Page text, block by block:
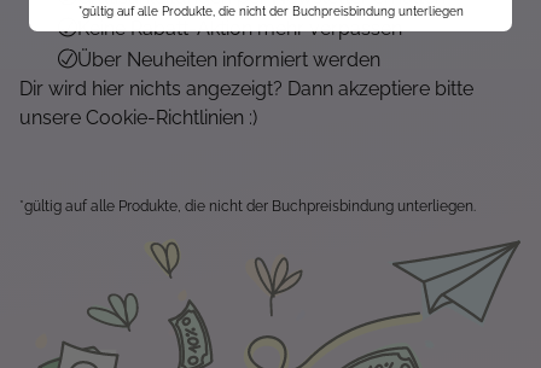
Keine Rabatt-Aktion mehr verpassen
Über Neuheiten informiert werden
Dir wird hier nichts angezeigt? Dann akzeptiere bitte
unsere Cookie-Richtlinien :)
*gültig auf alle Produkte, die nicht der Buchpreisbindung unterliegen.
*gültig auf alle Produkte, die nicht der Buchpreisbindung unterliegen